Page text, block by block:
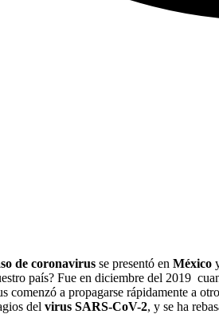
de coronavirus se presentó en México
país? Fue en diciembre del 2019
a propagarse rápidamente a
del virus SARS-CoV-2, y se ha